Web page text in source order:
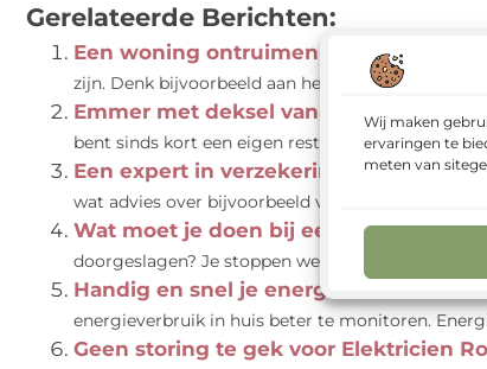
Wij maken
ervaringen te
meten van
Gerelateerde Berichten:
Een woning ontruimen is soms erg
zijn. Denk bijvoorbeeld aan het leeg halen van
Emmer met deksel van 1 liter voor
bent sinds kort een eigen restaurant begonnen.
Een expert in verzekeringen nabij
wat advies over bijvoorbeeld verzekeringen
Wat moet je doen bij een
doorgeslagen? Je stoppen werken dan niet
Handig en snel je energie verbruik
energieverbruik in huis beter te monitoren.
Geen storing te gek voor Elektricien